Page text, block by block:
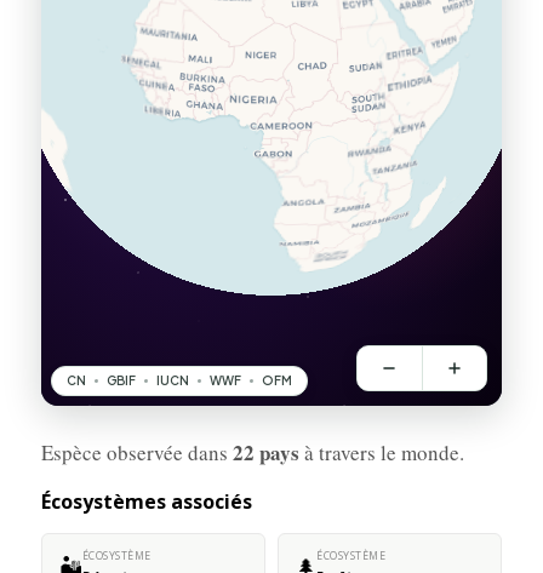
Espèce observée dans 22 pays à travers le monde.
Écosystèmes associés
🏜️ÉCOSYSTÈME 🌲 ÉCOSYSTÈME